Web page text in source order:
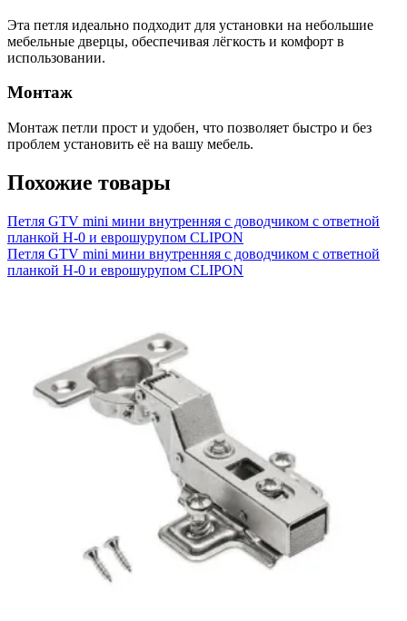
Эта петля идеально подходит для установки на небольшие
мебельные дверцы, обеспечивая лёгкость и комфорт в
использовании.
Монтаж
Монтаж петли прост и удобен, что позволяет быстро и без
проблем установить её на вашу мебель.
Похожие товары
Петля GTV mini мини внутренняя с доводчиком с ответной
планкой H-0 и еврошурупом CLIPON
Петля GTV mini мини внутренняя с доводчиком с ответной
планкой H-0 и еврошурупом CLIPON